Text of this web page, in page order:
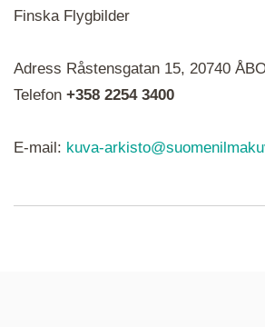
ikoner är det en serie i varje.
syns som nålar istället.
Finska Flygbilder
Adress Råstensgatan 15, 20740
Telefon +358 2254 3400
E-mail: kuva-